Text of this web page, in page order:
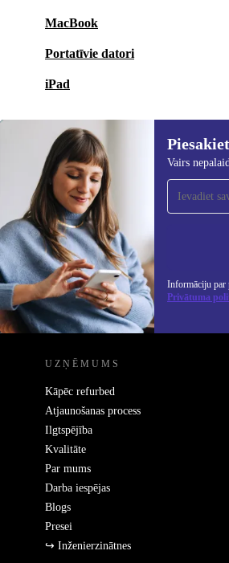
MacBook
Portatīvie datori
iPad
Vairs
Informāciju par
Privātuma
Piesakieties mūsu
saņemšanai!
Nekad vairs nepalaidiet
piedāvājumu.
REFURBED - RETHINK NEW.
UZŅĒMUMS
Kāpēc refurbed
Atjaunošanas process
Ilgtspējība
Kvalitāte
Par mums
Darba iespējas
Blogs
Presei
↪ Inženierzinātnes